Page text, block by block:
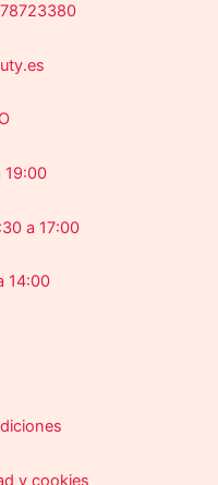
19:00
a 17:00
14:00
y cookies